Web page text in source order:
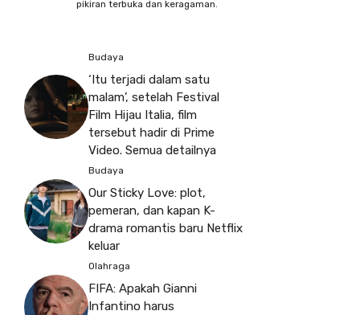
pikiran terbuka dan keragaman.
Budaya
‘Itu terjadi dalam satu
malam’, setelah Festival
Film Hijau Italia, film
tersebut hadir di Prime
Video. Semua detailnya
Budaya
Our Sticky Love: plot,
pemeran, dan kapan K-
drama romantis baru Netflix
keluar
Olahraga
FIFA: Apakah Gianni
Infantino harus